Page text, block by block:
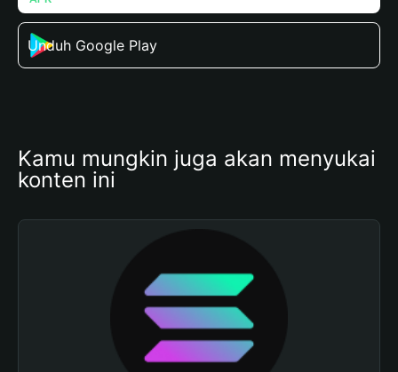
Unduh Google Play
Kamu mungkin juga akan menyukai
konten ini